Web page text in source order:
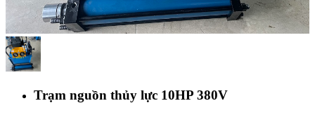
Trạm nguồn thủy lực 10HP 380V